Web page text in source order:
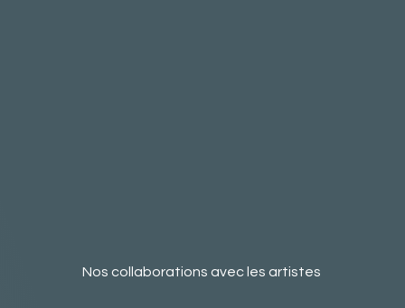
Nos collaborations avec les artistes